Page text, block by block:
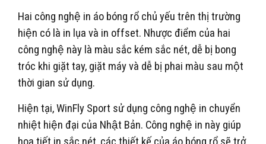
Hai công nghệ in áo bóng rổ chủ yếu trên thị trường
hiện có là in lụa và in offset. Nhược điểm của hai
công nghệ này là màu sắc kém sắc nét, dễ bị bong
tróc khi giặt tay, giặt máy và dễ bị phai màu sau một
thời gian sử dụng.
Hiện tại, WinFly Sport sử dụng công nghệ in chuyển
nhiệt hiện đại của Nhật Bản. Công nghệ in này giúp
họa tiết in sắc nét, các thiết kế của áo bóng rổ sẽ trở